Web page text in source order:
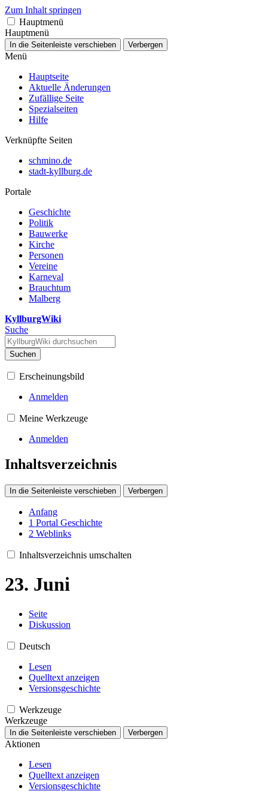
Zum Inhalt springen
Hauptmenü
Hauptmenü
In die Seitenleiste verschieben Verbergen
Menü
Hauptseite
Aktuelle Änderungen
Zufällige Seite
Spezialseiten
Hilfe
Verknüpfte Seiten
schmino.de
stadt-kyllburg.de
Portale
Geschichte
Politik
Bauwerke
Kirche
Personen
Vereine
Karneval
Brauchtum
Malberg
KyllburgWiki
Suche
Suchen
Erscheinungsbild
Anmelden
Meine Werkzeuge
Anmelden
Inhaltsverzeichnis
In die Seitenleiste verschieben Verbergen
Anfang
1 Portal Geschichte
2 Weblinks
Inhaltsverzeichnis umschalten
23. Juni
Seite
Diskussion
Deutsch
Lesen
Quelltext anzeigen
Versionsgeschichte
Werkzeuge
Werkzeuge
In die Seitenleiste verschieben Verbergen
Aktionen
Lesen
Quelltext anzeigen
Versionsgeschichte